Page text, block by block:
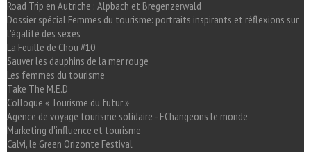
Road Trip en Autriche : Alpbach et Bregenzerwald
Dossier spécial Femmes du tourisme: portraits inspirants et réflexions sur
l'égalité des sexes
La Feuille de Chou #10
Sauver les dauphins de la mer rouge
Les femmes du tourisme
Take The M.E.D
Colloque « Tourisme du futur »
Agence de voyage tourisme solidaire - EChangeons le monde
Marketing d'influence et tourisme
Calvi, le Green Orizonte Festival